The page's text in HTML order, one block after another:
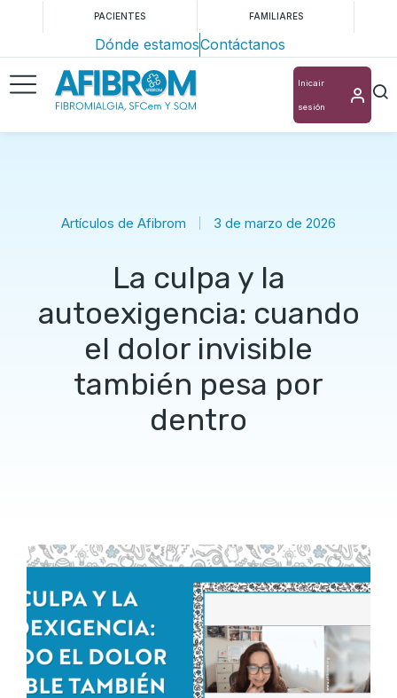
PACIENTES FAMILIARES
Dónde estamosContáctanos
Inicair
sesión
Artículos de Afibrom 3 de marzo de 2026
La culpa y la
autoexigencia: cuando
el dolor invisible
también pesa por
dentro